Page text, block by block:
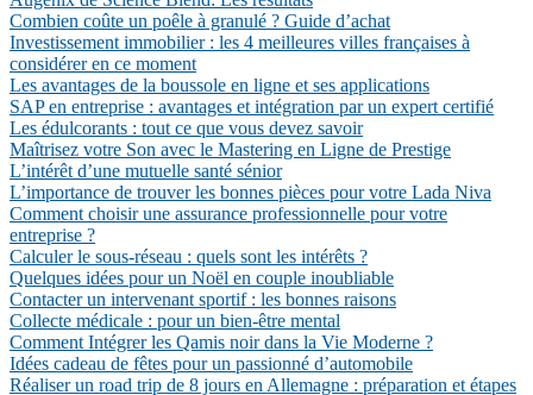
Combien coûte un poêle à granulé ? Guide d’achat
Investissement immobilier : les 4 meilleures villes françaises à
considérer en ce moment
Les avantages de la boussole en ligne et ses applications
SAP en entreprise : avantages et intégration par un expert certifié
Les édulcorants : tout ce que vous devez savoir
Maîtrisez votre Son avec le Mastering en Ligne de Prestige
L’intérêt d’une mutuelle santé sénior
L’importance de trouver les bonnes pièces pour votre Lada Niva
Comment choisir une assurance professionnelle pour votre
entreprise ?
Calculer le sous-réseau : quels sont les intérêts ?
Quelques idées pour un Noël en couple inoubliable
Contacter un intervenant sportif : les bonnes raisons
Collecte médicale : pour un bien-être mental
Comment Intégrer les Qamis noir dans la Vie Moderne ?
Idées cadeau de fêtes pour un passionné d’automobile
Réaliser un road trip de 8 jours en Allemagne : préparation et étapes